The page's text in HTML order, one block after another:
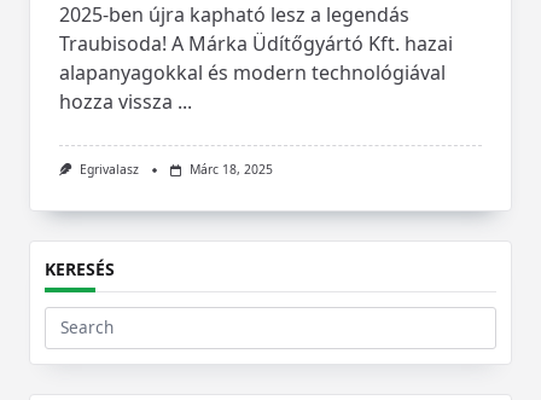
2025-ben újra kapható lesz a legendás
Traubisoda! A Márka Üdítőgyártó Kft. hazai
alapanyagokkal és modern technológiával
hozza vissza ...
Egrivalasz Márc 18, 2025
KERESÉS
Search
for: